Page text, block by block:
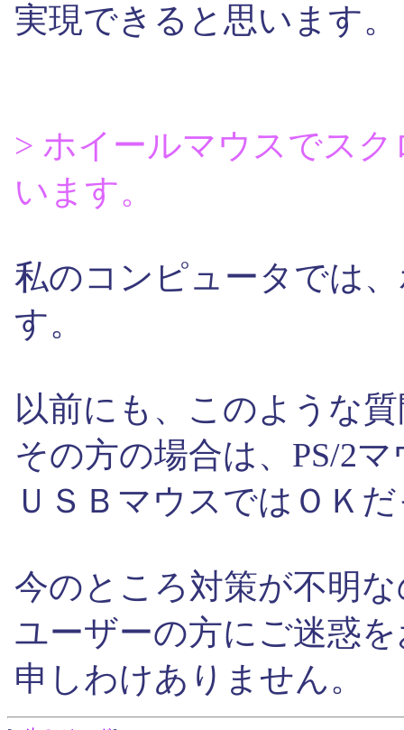
実現できると思います。
> ホイールマウスでス
います。
私のコンピュータでは
す。
以前にも、このような
その方の場合は、PS/2
ＵＳＢマウスではＯＫ
今のところ対策が不明
ユーザーの方にご迷惑
申しわけありません。